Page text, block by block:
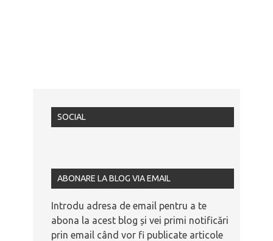
SOCIAL
ABONARE LA BLOG VIA EMAIL
Introdu adresa de email pentru a te
abona la acest blog și vei primi notificări
prin email când vor fi publicate articole